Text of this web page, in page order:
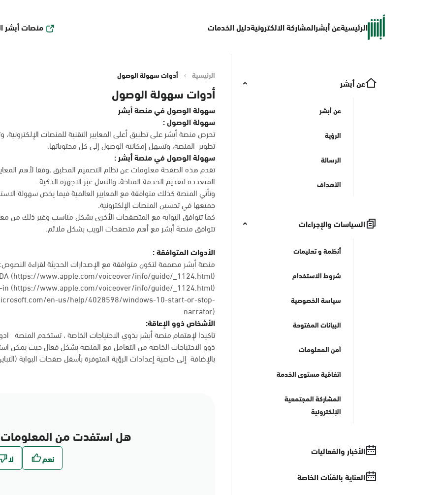
الرئيسيةعن أبشرالمشاركة الالكترونيةدليل الخدمات منصات أبشر
عن أبشر
عن أبشر
الرؤية
الرسالة
الأهداف
السياسات والإجراءات
أنظمة و تعليمات
شروط الاستخدام
سياسة الخصوصية
البيانات المفتوحة
أمن المعلومات
اتفاقية مستوى الخدمة
المشاركة المجتمعية
الإلكترونية
الأخبار والفعاليات
العناية بالفئات الخاصة
الرئيسية أدوات سهولة الوصول
أدوات سهولة الوصول
سهولة الوصول في منصة أبشر
سهولة الوصول :
تحرص منصة أبشر على تطبيق أعلى المعايير التقنية للمنصات
تطوير المنصة، وتسهل إمكانية الوصول إلى كل محتوياتها.
سهولة الوصول في منصة أبشر :
تقدم هذه الصفحة معلومات عن نظام التصميم المطبق ,وفقا لأهم
المتعددة لتقديم الخدمة المتاحة، والتنقل عبر الاجهزة الذكية.
وتأتي المنصة كذلك متوافقة مع المعايير العالمية فيما يخص سهولة
جميعها في تحسين المنصات الإلكترونية.
كما تتوافق البوابة مع المتصفحات الأخرى بشكل مناسب وغير ذلك من
تتوافق منصة أبشر مع أهم متصفحات الويب بشكل ملائم.
الأدوات المتوافقة :
منصة أبشر مصممة لتكون متوافقة مع الإصدارات الحديثة لقراءة النصوص:
(https://www.apple.com/voiceover/info/guide/_1124.html)
(https://www.apple.com/voiceover/info/guide/_1124.html)
en-us/help/4028598/windows-10-start-or-stop-
narrator)
الأشخاص ذوو الإعاقة:
تاكيدا لإهتمام منصة أبشر بذوي الاحتياجات الخاصة ، تستخدم المنصة
ذوو الاحتياجات الخاصة من التعامل مع المنصة بشكل فعال حيث يمكن
بالإضافة إلى خاصية إعدادات الرؤية المتوفرة بأسفل صفحات البوابة
هل استفدت من